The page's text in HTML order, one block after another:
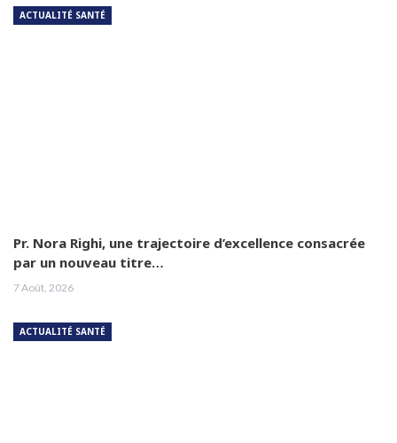
ACTUALITÉ SANTÉ
Pr. Nora Righi, une trajectoire d’excellence consacrée
par un nouveau titre…
7 Août, 2026
ACTUALITÉ SANTÉ